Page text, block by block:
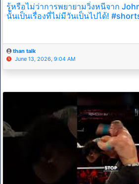
รู้หรือไม่ว่าการพยายามวิ่งหนีจาก
นั้นเป็นเรื่องที่ไม่มีวันเป็นไปได้!
than talk
June 13, 2026, 9:04 AM